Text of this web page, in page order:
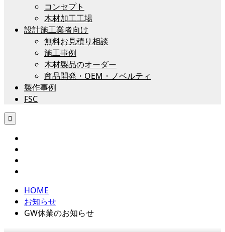
コンセプト
木材加工工場
設計施工業者向け
無料お見積り相談
施工事例
木材製品のオーダー
商品開発・OEM・ノベルティ
製作事例
FSC

HOME
お知らせ
GW休業のお知らせ